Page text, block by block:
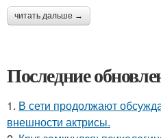
читать дальше →
Последние
1. В сети продолжают
внешности актрисы.